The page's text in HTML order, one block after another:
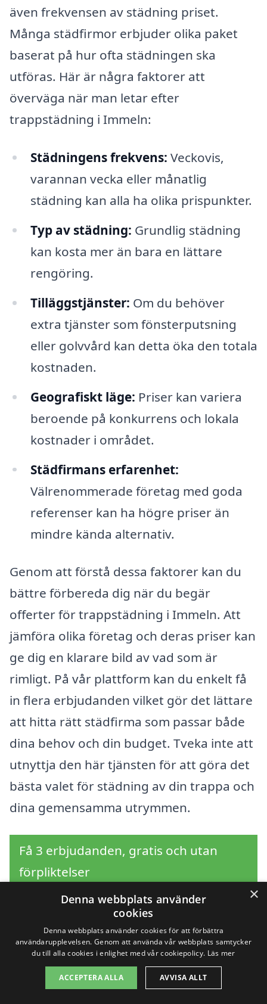
även frekvensen av städning priset.
Många städfirmor erbjuder olika paket
baserat på hur ofta städningen ska
utföras. Här är några faktorer att
överväga när man letar efter
trappstädning i Immeln:
Städningens frekvens: Veckovis,
varannan vecka eller månatlig
städning kan alla ha olika prispunkter.
Typ av städning: Grundlig städning
kan kosta mer än bara en lättare
rengöring.
Tilläggstjänster: Om du behöver
extra tjänster som fönsterputsning
eller golvvård kan detta öka den totala
kostnaden.
Geografiskt läge: Priser kan variera
beroende på konkurrens och lokala
kostnader i området.
Städfirmans erfarenhet:
Välrenommerade företag med goda
referenser kan ha högre priser än
mindre kända alternativ.
Genom att förstå dessa faktorer kan du
bättre förbereda dig när du begär
offerter för trappstädning i Immeln. Att
jämföra olika företag och deras priser kan
ge dig en klarare bild av vad som är
rimligt. På vår plattform kan du enkelt få
in flera erbjudanden vilket gör det lättare
att hitta rätt städfirma som passar både
dina behov och din budget. Tveka inte att
utnyttja den här tjänsten för att göra det
bästa valet för städning av din trappa och
dina gemensamma utrymmen.
Få 3 erbjudanden, gratis och utan
förpliktelser
Sök efter en
professionell för
trappstädning i andra
×
Denna webbplats använder
cookies
Denna webbplats använder cookies för att förbättra
användarupplevelsen. Genom att använda vår webbplats samtycker
du till alla cookies i enlighet med vår cookiepolicy. Läs mer
ACCEPTERA ALLA AVVISA ALLT